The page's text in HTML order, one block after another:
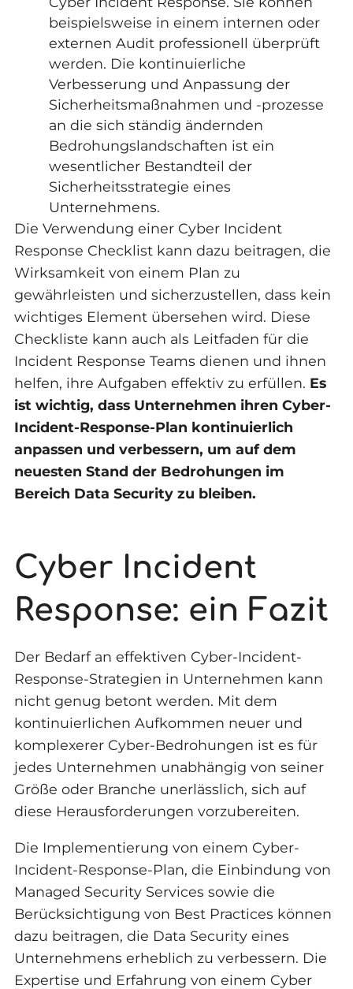
beispielsweise in einem internen oder
externen Audit professionell überprüft
werden. Die kontinuierliche
Verbesserung und Anpassung der
Sicherheitsmaßnahmen und -prozesse
an die sich ständig ändernden
Bedrohungslandschaften ist ein
wesentlicher Bestandteil der
Sicherheitsstrategie eines
Unternehmens.
Die Verwendung einer Cyber Incident
Response Checklist kann dazu beitragen, die
Wirksamkeit von einem Plan zu
gewährleisten und sicherzustellen, dass kein
wichtiges Element übersehen wird. Diese
Checkliste kann auch als Leitfaden für die
Incident Response Teams dienen und ihnen
helfen, ihre Aufgaben effektiv zu erfüllen. Es
ist wichtig, dass Unternehmen ihren Cyber-
Incident-Response-Plan kontinuierlich
anpassen und verbessern, um auf dem
neuesten Stand der Bedrohungen im
Bereich Data Security zu bleiben.
Cyber Incident
Response: ein Fazit
Der Bedarf an effektiven Cyber-Incident-
Response-Strategien in Unternehmen kann
nicht genug betont werden. Mit dem
kontinuierlichen Aufkommen neuer und
komplexerer Cyber-Bedrohungen ist es für
jedes Unternehmen unabhängig von seiner
Größe oder Branche unerlässlich, sich auf
diese Herausforderungen vorzubereiten.
Die Implementierung von einem Cyber-
Incident-Response-Plan, die Einbindung von
Managed Security Services sowie die
Berücksichtigung von Best Practices können
dazu beitragen, die Data Security eines
Unternehmens erheblich zu verbessern. Die
Expertise und Erfahrung von einem Cyber